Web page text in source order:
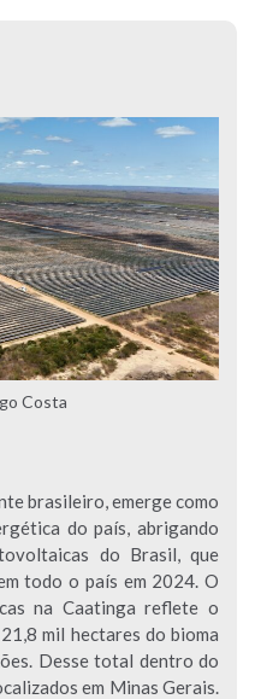
Costa
brasileiro, emerge como
do país, abrigando
do Brasil, que
todo o país em 2024. O
na Caatinga reflete o
mil hectares do bioma
Desse total dentro do
em Minas Gerais.